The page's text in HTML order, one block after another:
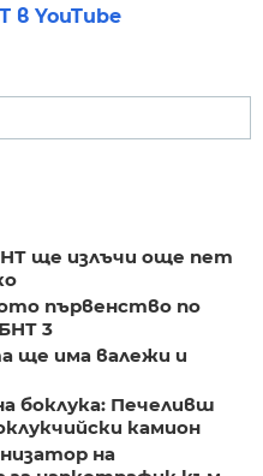
в YouTube
ще излъчи още пет
първенство по
3
ще има валежи и
боклука: Печеливш
камион
на